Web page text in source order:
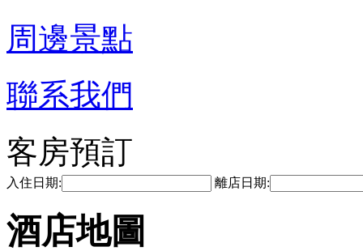
周邊景點
聯系我們
客房預訂
入住日期: 離店日期:
酒店地圖